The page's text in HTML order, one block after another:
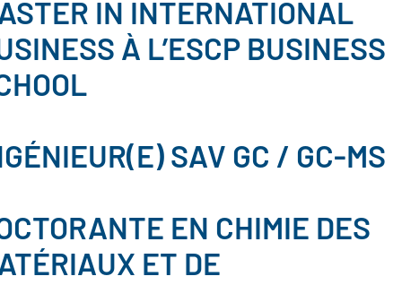
IN INTERNATIONAL
À L’ESCP BUSINESS
SAV GC / GC-MS
EN CHIMIE DES
ET DE